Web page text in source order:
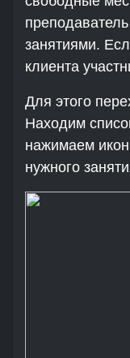
занятиями.
клиента
Для этого
Находим
нажимаем
нужного